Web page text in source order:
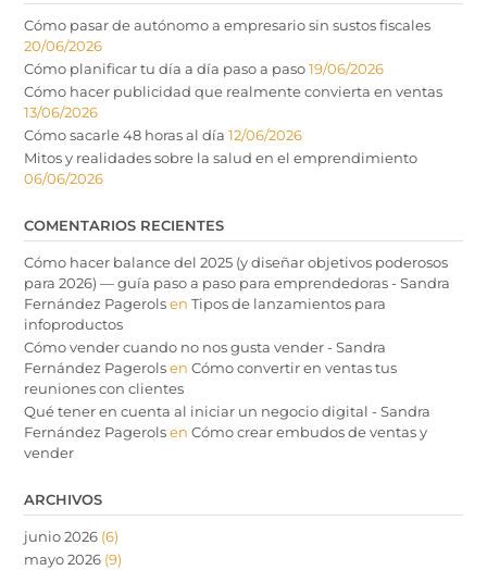
Cómo pasar de autónomo a empresario sin sustos fiscales
20/06/2026
Cómo planificar tu día a día paso a paso19/06/2026
Cómo hacer publicidad que realmente convierta en ventas
13/06/2026
Cómo sacarle 48 horas al día 12/06/2026
Mitos y realidades sobre la salud en el emprendimiento
06/06/2026
COMENTARIOS RECIENTES
Cómo hacer balance del 2025 (y diseñar objetivos poderosos
para 2026) — guía paso a paso para emprendedoras - Sandra
Fernández Pagerolsen Tipos de lanzamientos para
infoproductos
Cómo vender cuando no nos gusta vender - Sandra
Fernández Pagerolsen Cómo convertir en ventas tus
reuniones con clientes
Qué tener en cuenta al iniciar un negocio digital - Sandra
Fernández Pagerolsen Cómo crear embudos de ventas y
vender
ARCHIVOS
junio 2026 (6)
mayo 2026 (9)